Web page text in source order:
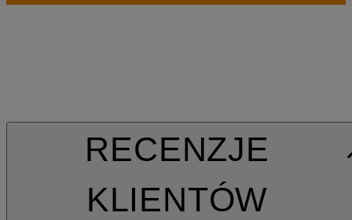
RECENZJE
KLIENTÓW